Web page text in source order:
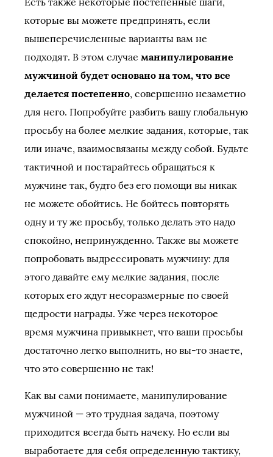
которые вы можете предпринять, если
вышеперечисленные варианты вам не
подходят. В этом случае манипулирование
мужчиной будет основано на том, что все
делается постепенно, совершенно незаметно
для него. Попробуйте разбить вашу глобальную
просьбу на более мелкие задания, которые, так
или иначе, взаимосвязаны между собой. Будьте
тактичной и постарайтесь обращаться к
мужчине так, будто без его помощи вы никак
не можете обойтись. Не бойтесь повторять
одну и ту же просьбу, только делать это надо
спокойно, непринужденно. Также вы можете
попробовать выдрессировать мужчину: для
этого давайте ему мелкие задания, после
которых его ждут несоразмерные по своей
щедрости награды. Уже через некоторое
время мужчина привыкнет, что ваши просьбы
достаточно легко выполнить, но вы-то знаете,
что это совершенно не так!
Как вы сами понимаете, манипулирование
мужчиной — это трудная задача, поэтому
приходится всегда быть начеку. Но если вы
выработаете для себя определенную тактику,